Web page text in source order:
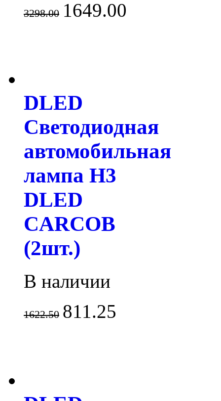
3298.00 1649.00
DLED
Светодиодная
автомобильная
лампа H3
DLED
CARCOB
(2шт.)
В наличии
1622.50 811.25